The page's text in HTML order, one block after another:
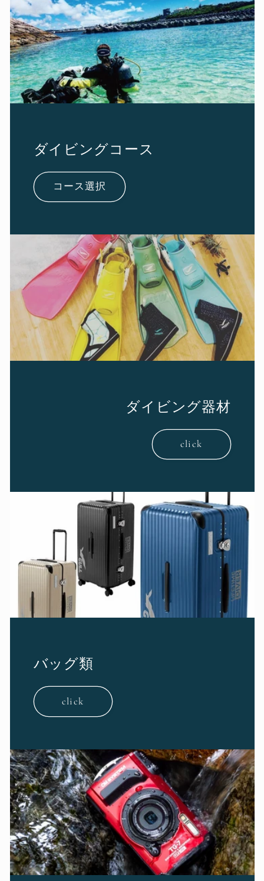
ダイビングコース
コース選択
ダイビング器材
click
バッグ類
click